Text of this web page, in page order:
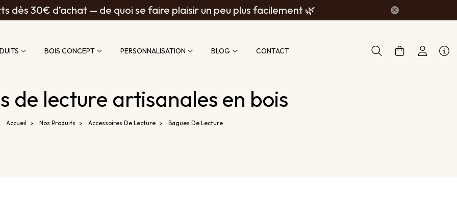
dès 30€ d’achat — de quoi se faire plaisir un peu plus facilement 🌿
BOIS CONCEPT PERSONNALISATION BLOG CONTACT
de lecture artisanales en bois
Accueil > Nos Produits > Accessoires De Lecture > Bagues De Lecture